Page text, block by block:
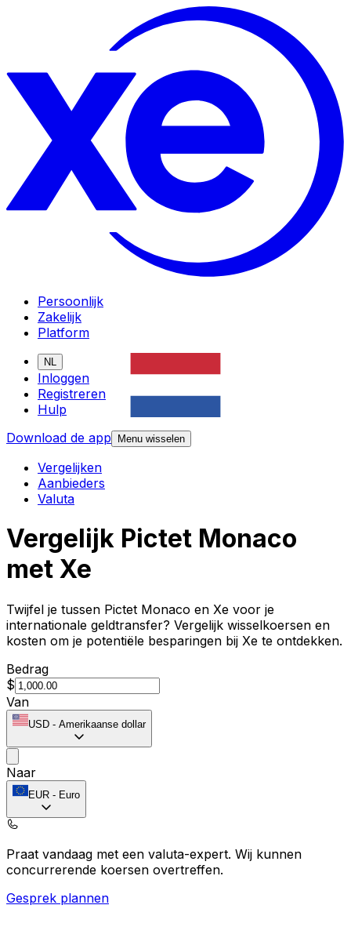
Persoonlijk
Zakelijk
Platform
NL
Inloggen
Registreren
Hulp
Download de app
Menu wisselen
Vergelijken
Aanbieders
Valuta
Vergelijk Pictet Monaco
met Xe
Twijfel je tussen Pictet Monaco en Xe voor je
internationale geldtransfer? Vergelijk wisselkoersen en
kosten om je potentiële besparingen bij Xe te ontdekken.
Bedrag
$
Van
USD - Amerikaanse dollar
Naar
EUR - Euro
Praat vandaag met een valuta-expert. Wij kunnen
concurrerende koersen overtreffen.
Gesprek plannen